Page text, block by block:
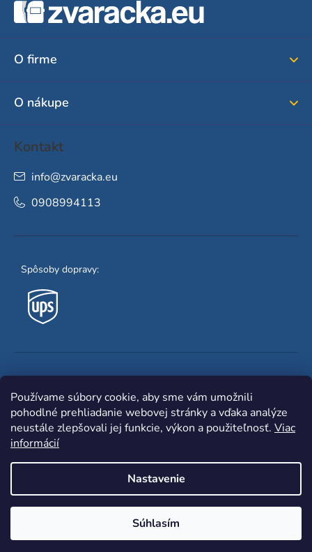
Používame súbory cookie, aby sme vám umožnili
pohodlné prehliadanie webovej stránky a vďaka analýze
neustále zlepšovali jej funkcie, výkon a použiteľnosť. Viac
informácií
Nastavenie
Súhlasím
O firme
O nákupe
Kontakt
info@zvaracka.eu
0908994113
Spôsoby dopravy:
Shoptet |mime digital
vyhradené.